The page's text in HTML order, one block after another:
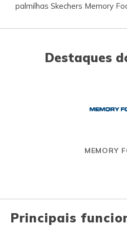
palmilhas Skechers Memory
Destaques
MEMORY
Principais